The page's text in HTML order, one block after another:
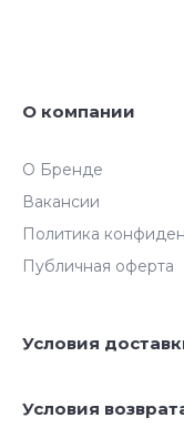
О компании
О Бренде
Вакансии
Политика
Публичная оферта
Условия
Условия